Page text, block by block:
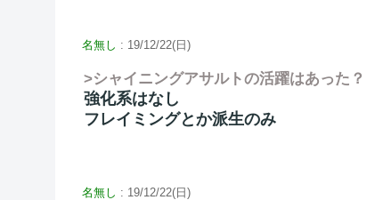
名無し : 19/12/22(日)
>シャイニングアサルトの活躍はあった？
強化系はなし
フレイミングとか派生のみ
名無し : 19/12/22(日)